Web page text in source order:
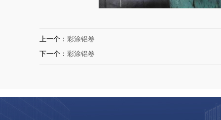
上一个： 彩涂铝卷
下一个： 彩涂铝卷